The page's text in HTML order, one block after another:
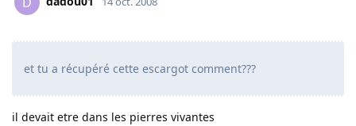
et tu a récupéré cette escargot comment???
il devait etre dans les pierres vivantes